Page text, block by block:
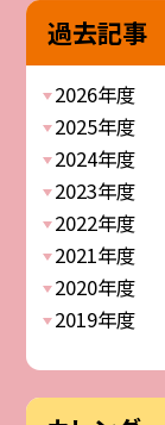
過去記事
2026年度
2025年度
2024年度
2023年度
2022年度
2021年度
2020年度
2019年度